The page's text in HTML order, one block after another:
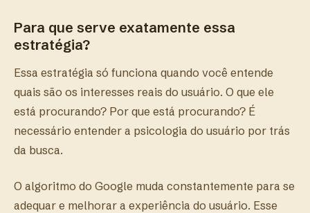
Para que serve exatamente essa
estratégia?
Essa estratégia só funciona quando você entende
quais são os interesses reais do usuário. O que ele
está procurando? Por que está procurando? É
necessário entender a psicologia do usuário por trás
da busca.
O algoritmo do Google muda constantemente para se
adequar e melhorar a experiência do usuário. Esse